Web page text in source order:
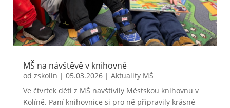
MŠ na návštěvě v knihovně
od zskolin | 05.03.2026| Aktuality MŠ
Ve čtvrtek děti z MŠ navštívily Městskou knihovnu v
Kolíně. Paní knihovnice si pro ně připravily krásné